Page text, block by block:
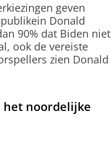
geven
Donald
90% dat Biden niet
ook de vereiste
zien Donald
het noordelijke